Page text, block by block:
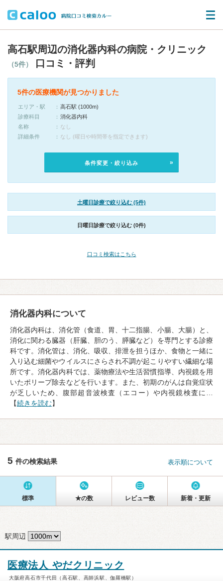
高石駅周辺の消化器内科の病院・クリニック
（5件） 口コミ・評判
5件の医療機関が見つかりました
エリア・駅
高石駅 (1000m)
診療科目
消化器内科
名称
なし
詳細条件
なし (曜日や時間帯を指定できます)
条件変更・絞り込み
土曜日診療で絞り込む (5件)
日曜日診療で絞り込む (0件)
口コミ検索はこちら
消化器内科について
消化器内科は、消化管（食道、胃、十二指腸、小腸、大腸）と、
消化に関わる臓器（肝臓、胆のう、膵臓など）を専門とする診療
科です。消化管は、消化、吸収、排泄を担うほか、食物と一緒に
入り込む細菌やウイルスにさらされ不調が起こりやすい繊細な場
所です。消化器内科では、薬物療法や生活習慣指導、内視鏡を用
いたポリープ除去などを行います。また、初期のがんは自覚症状
が乏しいため、腹部超音波検査（エコー）や内視鏡検査に…
【続きを読む】
5 件の検索結果 表示順について
標準 ★の数 レビュー数 新着・更新
駅周辺
医療法人 やだクリニック
大阪府高石市千代田（高石駅、高師浜駅、伽羅橋駅）